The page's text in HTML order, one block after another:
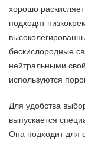
хорошо
подходят
бескислородные
нейтральными
используются
Для удобства
выпускается
Она подходит для